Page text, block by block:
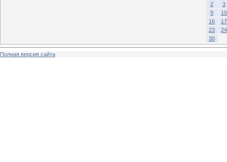
2
3
9
10
16
17
23
24
30
Полная версия сайта